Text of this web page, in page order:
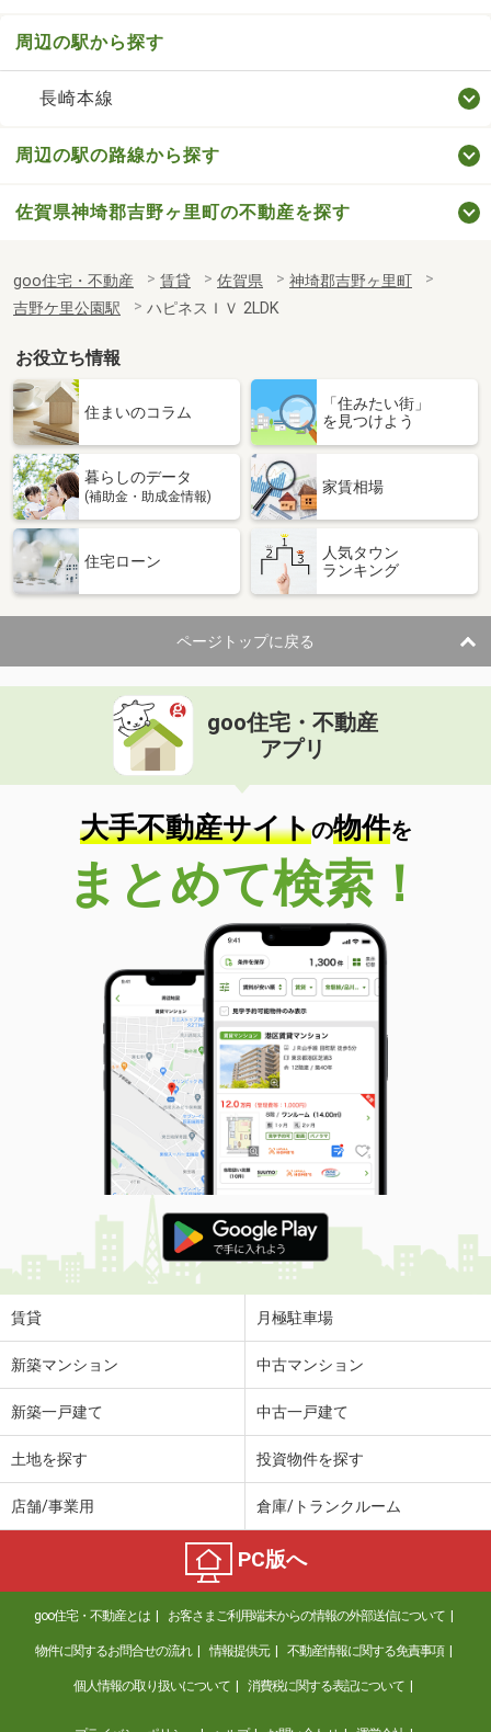
周辺の駅から探す
長崎本線
周辺の駅の路線から探す
佐賀県神埼郡吉野ヶ里町の不動産を探す
goo住宅・不動産 賃貸 佐賀県
神埼郡吉野ヶ里町
吉野ケ里公園駅
ハピネスＩＶ 2LDK
お役立ち情報
住まいのコラム
「住みたい街」
を見つけよう
暮らしのデータ
(補助金・助成金情報)
家賃相場
住宅ローン
人気タウン
ランキング
ページトップに戻る
goo住宅・不動産
アプリ
大手不動産サイトの物件を
まとめて検索！
賃貸 月極駐車場
新築マンション 中古マンション
新築一戸建て 中古一戸建て
土地を探す 投資物件を探す
店舗/事業用 倉庫/トランクルーム
PC版へ
goo住宅・不動産とは お客さまご利用端末からの情報の外部送信について
物件に関するお問合せの流れ 情報提供元 不動産情報に関する免責事項
個人情報の取り扱いについて 消費税に関する表記について